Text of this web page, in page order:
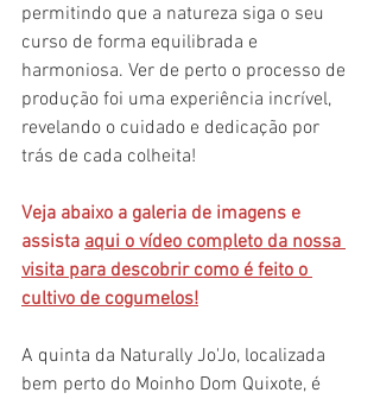
permitindo que a natureza siga o seu
curso de forma equilibrada e
harmoniosa. Ver de perto o processo de
produção foi uma experiência incrível,
revelando o cuidado e dedicação por
trás de cada colheita!
Veja abaixo a galeria de imagens e
assista aqui o vídeo completo da nossa
visita para descobrir como é feito o
cultivo de cogumelos!
A quinta da Naturally Jo'Jo, localizada
bem perto do Moinho Dom Quixote, é